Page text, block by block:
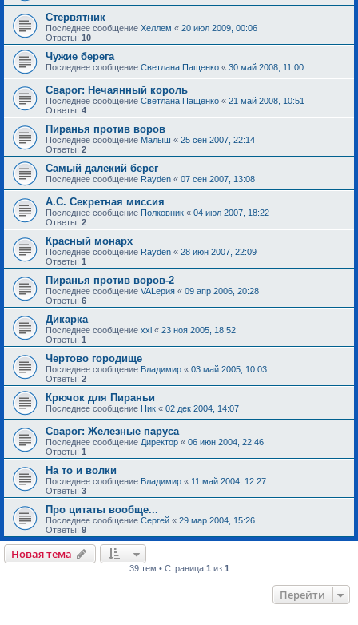
Стервятник
Последнее сообщение Хеллем « 20 июл 2009, 00:06
Ответы: 10
Чужие берега
Последнее сообщение Светлана Пащенко « 30 май 2008, 11:00
Сварог: Нечаянный король
Последнее сообщение Светлана Пащенко « 21 май 2008, 10:51
Ответы: 4
Пиранья против воров
Последнее сообщение Малыш « 25 сен 2007, 22:14
Ответы: 2
Самый далекий берег
Последнее сообщение Rayden « 07 сен 2007, 13:08
А.С. Секретная миссия
Последнее сообщение Полковник « 04 июл 2007, 18:22
Ответы: 2
Красный монарх
Последнее сообщение Rayden « 28 июн 2007, 22:09
Ответы: 1
Пиранья против воров-2
Последнее сообщение VALерия « 09 апр 2006, 20:28
Ответы: 6
Дикарка
Последнее сообщение xxl « 23 ноя 2005, 18:52
Ответы: 1
Чертово городище
Последнее сообщение Владимир « 03 май 2005, 10:03
Ответы: 2
Крючок для Пираньи
Последнее сообщение Ник « 02 дек 2004, 14:07
Сварог: Железные паруса
Последнее сообщение Директор « 06 июн 2004, 22:46
Ответы: 1
На то и волки
Последнее сообщение Владимир « 11 май 2004, 12:27
Ответы: 3
Про цитаты вообще...
Последнее сообщение Сергей « 29 мар 2004, 15:26
Ответы: 9
Новая тема
39 тем • Страница 1 из 1
Перейти